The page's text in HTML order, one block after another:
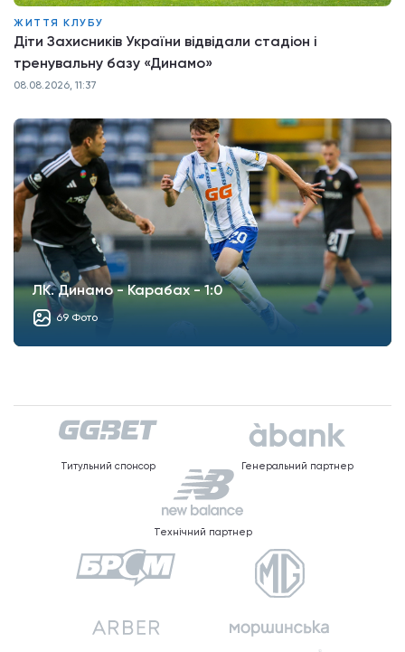
ЖИТТЯ КЛУБУ
Діти Захисників України відвідали стадіон і
тренувальну базу «Динамо»
08.08.2026, 11:37
ЛК. Динамо - Карабах - 1:0
69 Фото
Титульний спонсор Генеральний партнер
Технічний партнер